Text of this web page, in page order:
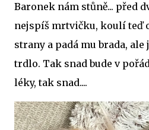
Baronek nám stůně... před
nejspíš mrtvičku, koulí teď
strany a padá mu brada,
trdlo. Tak snad bude v
léky, tak snad....